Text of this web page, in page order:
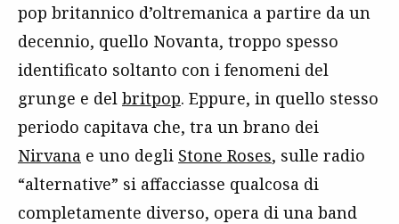
pop britannico d’oltremanica a partire da un
decennio, quello Novanta, troppo spesso
identificato soltanto con i fenomeni del
grunge e del britpop. Eppure, in quello stesso
periodo capitava che, tra un brano dei
Nirvana e uno degli Stone Roses, sulle radio
“alternative” si affacciasse qualcosa di
completamente diverso, opera di una band